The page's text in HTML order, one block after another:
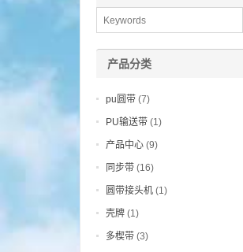
产品分类
pu圆带 (7)
PU输送带 (1)
产品中心 (9)
同步带 (16)
圆带接头机 (1)
壳牌 (1)
多楔带 (3)